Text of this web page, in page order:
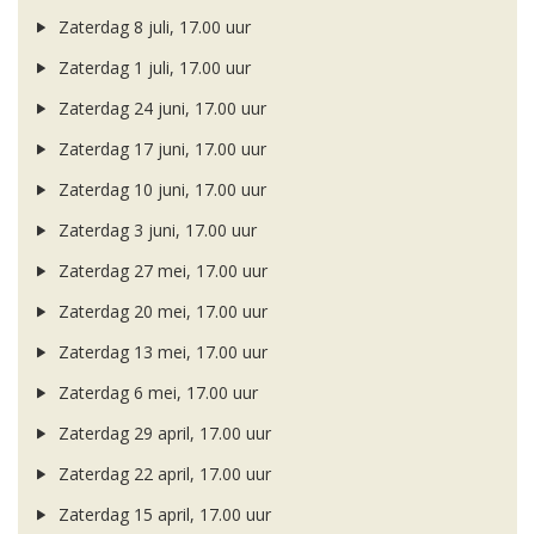
Zaterdag 8 juli, 17.00 uur
Zaterdag 1 juli, 17.00 uur
Zaterdag 24 juni, 17.00 uur
Zaterdag 17 juni, 17.00 uur
Zaterdag 10 juni, 17.00 uur
Zaterdag 3 juni, 17.00 uur
Zaterdag 27 mei, 17.00 uur
Zaterdag 20 mei, 17.00 uur
Zaterdag 13 mei, 17.00 uur
Zaterdag 6 mei, 17.00 uur
Zaterdag 29 april, 17.00 uur
Zaterdag 22 april, 17.00 uur
Zaterdag 15 april, 17.00 uur